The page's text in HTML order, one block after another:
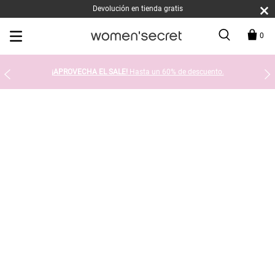
Devolución en tienda gratis
0
¡APROVECHA EL SALE! Hasta un 60% de descuento.